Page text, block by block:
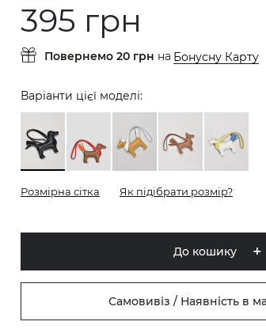
395 грн
Повернемо 20 грн на Бонусну Карту
Варіанти цієї моделі:
Розмірна сітка Як підібрати розмір?
До кошику
Самовивіз / Наявність в